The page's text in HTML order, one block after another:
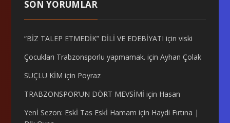
SON YORUMLAR
“BİZ TALEP ETMEDİK” DİLİ VE EDEBİYATI içinviski
Çocukları Trabzonsporlu yapmamak. içinAyhan Çolak
SUÇLU KİM için Poyraz
TRABZONSPOR’UN DÖRT MEVSİMİ için Hasan
Yenİ Sezon: Eskİ Tas Eskİ Hamam için Haydi Fırtına |